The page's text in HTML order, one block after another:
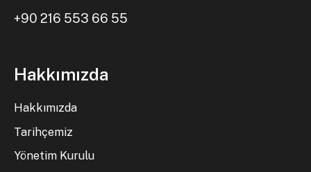
+90 216 553 66 55
Hakkımızda
Hakkımızda
Tarihçemiz
Yönetim Kurulu